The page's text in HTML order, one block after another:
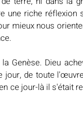
une riche réflexion
mieux nous
Genèse. Dieu
jour, de toute
ce jour-là il s'était